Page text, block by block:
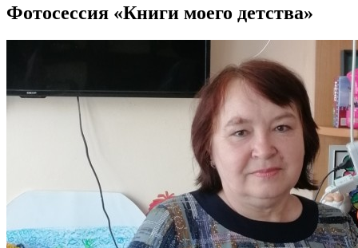
Фотосессия «Книги моего детства»